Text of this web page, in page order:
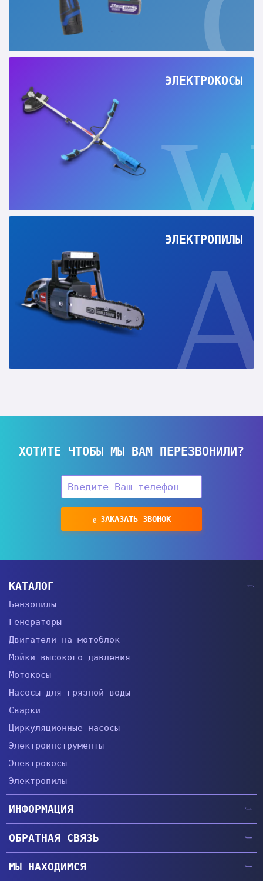
ЭЛЕКТРОКОСЫ
ЭЛЕКТРОПИЛЫ
ХОТИТЕ ЧТОБЫ МЫ ВАМ ПЕРЕЗВОНИЛИ?
ЗАКАЗАТЬ ЗВОНОК
КАТАЛОГ
Бензопилы
Генераторы
Двигатели на мотоблок
Мойки высокого давления
Мотокосы
Насосы для грязной воды
Сварки
Циркуляционные насосы
Электроинструменты
Электрокосы
Электропилы
ИНФОРМАЦИЯ
Главная
Гарантии
Доставка и Оплата
ОБРАТНАЯ СВЯЗЬ
+38 (057) 764-63-34
+38 (067) 474-66-44
МЫ НАХОДИМСЯ